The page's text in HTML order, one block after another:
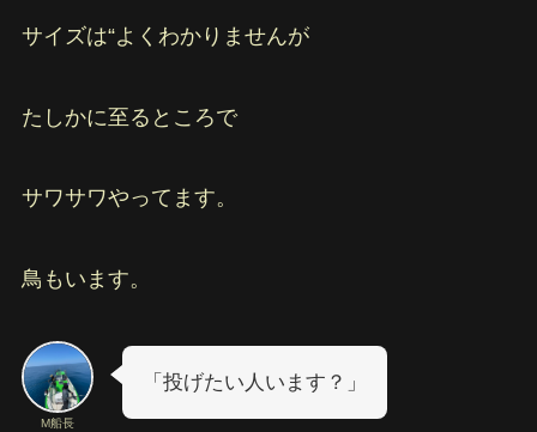
サイズは“よくわかりませんが
たしかに至るところで
サワサワやってます。
鳥もいます。
M船長
「投げたい人います？」